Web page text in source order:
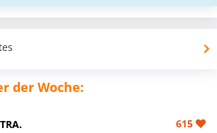
der Woche:
615